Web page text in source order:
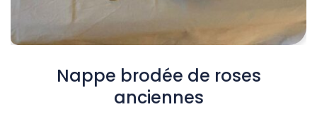
Nappe brodée de roses
anciennes